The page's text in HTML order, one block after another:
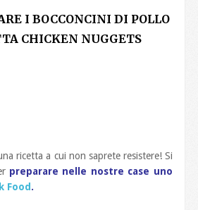
I BOCCONCINI DI POLLO
CHICKEN NUGGETS
ricetta a cui non saprete resistere! Si
preparare nelle nostre case uno
Food .